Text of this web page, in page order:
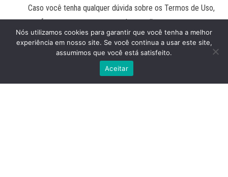
Caso você tenha qualquer dúvida sobre os Termos de Uso,
por favor, entre em contato pelo e-mail
davialvis2011@gmail.com.
WordPress |
Nós utilizamos cookies para garantir que você tenha a melhor
experiência em nosso site. Se você continua a usar este site,
assumimos que você está satisfeito.
Aceitar